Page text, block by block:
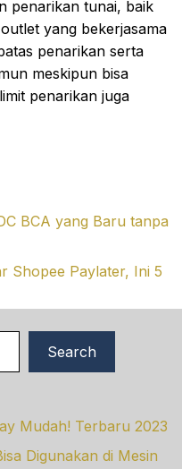
penarikan tunai, baik
yang bekerjasama
penarikan serta
meskipun bisa
penarikan juga
BCA yang Baru tanpa
Shopee Paylater, Ini 5
Search
Mudah! Terbaru 2023
Digunakan di Mesin